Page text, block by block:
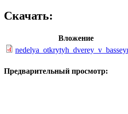
Скачать:
Вложение
Предварительный просмотр: